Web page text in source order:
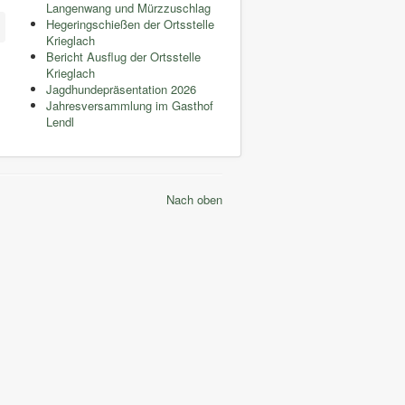
Langenwang und Mürzzuschlag
Hegeringschießen der Ortsstelle
Krieglach
Bericht Ausflug der Ortsstelle
Krieglach
Jagdhundepräsentation 2026
Jahresversammlung im Gasthof
Lendl
Nach oben